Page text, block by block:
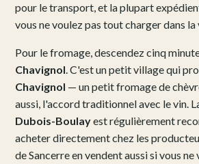
pour le transport, et la plupart
vous ne voulez pas tout charger dans
Pour le fromage, descendez cinq
Chavignol. C'est un petit village qui
Chavignol — un petit fromage de
aussi, l'accord traditionnel avec le vin.
Dubois-Boulayest régulièrement
acheter directement chez les
de Sancerre en vendent aussi si vous